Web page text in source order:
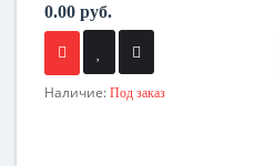
0.00 руб.
Наличие: Под заказ